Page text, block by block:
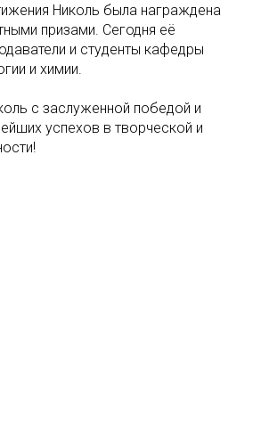
Николь была награждена
призами. Сегодня её
и студенты кафедры
и химии.
с заслуженной победой и
успехов в творческой и